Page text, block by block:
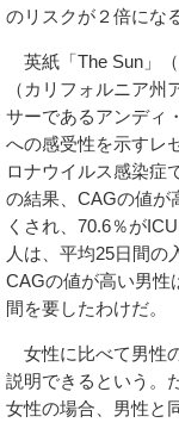
のリスクが２倍にな
英紙「The Sun」
（カリフォルニア
サーであるアンディ
への感受性を示すレ
ロナウイルス感染症
の結果、CAGの値が
くされ、70.6％が
人は、平均25日間の
CAGの値が高い男性
間を要したわけだ。
女性に比べて男性
説明できるという。
女性の場合、男性と